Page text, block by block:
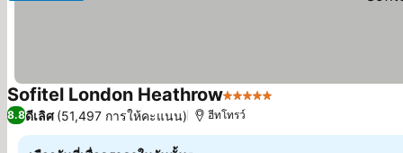
Sofitel London Heathrow5 ดาว
8.8ดีเลิศ (51,497 การให้คะแนน) ฮีทโทรว์